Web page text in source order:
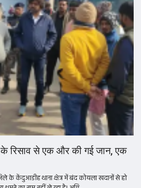
रिसाव से एक और की गई जान, एक
के केंदुआडीह थाना क्षेत्र में बंद कोयला खदानों से हो